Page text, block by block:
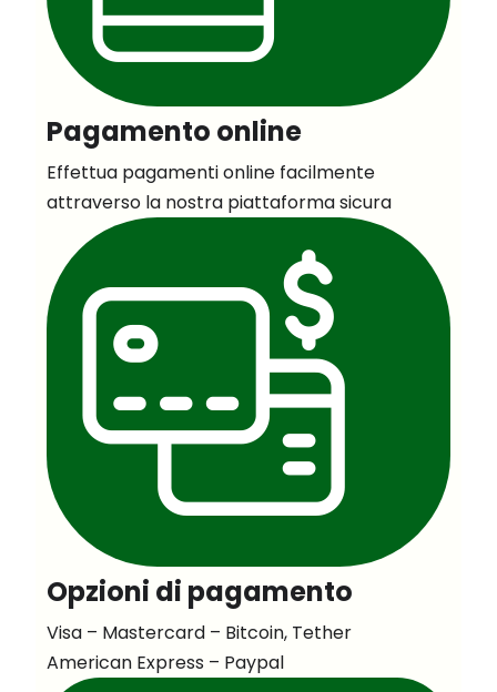
Pagamento online
Effettua pagamenti online facilmente
attraverso la nostra piattaforma sicura
Opzioni di pagamento
Visa – Mastercard – Bitcoin, Tether
American Express – Paypal